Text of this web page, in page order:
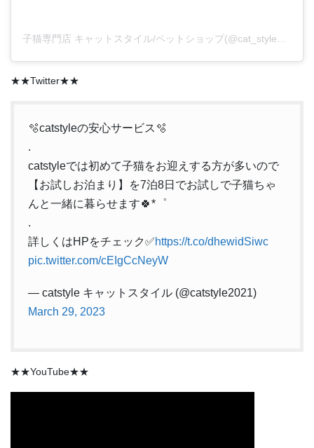
子猫専門店 キャットスタイル/ペットショップ(@cat_style_2021)がシェアした投稿
★★Twitter★★
🫧catstyleの安心サービス🫧
.
catstyleでは初めて子猫をお迎えする方が多いので
【お試しお泊まり】を7泊8日でお試しで子猫ちゃ
んと一緒に暮らせます🍀*゜
.
詳しくはHPをチェック✅https://t.co/dhewidSiwc
pic.twitter.com/cEIgCcNeyW
— catstyle キャットスタイル (@catstyle2021)
March 29, 2023
★★YouTube★★